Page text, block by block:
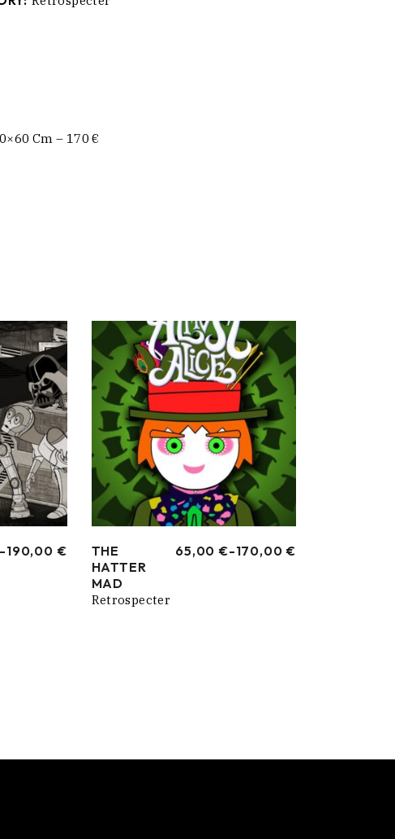
Cm – 170 €
-190,00 €
THE
HATTER
MAD
65,00 €-170,00 €
RANGO
Retrospecter